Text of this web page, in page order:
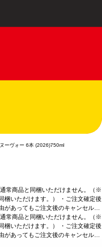
ーヴォー 6本 (2026)750ml
常商品と同梱いただけません。（※
梱いただけます。） ・ご注文確定後
があってもご注文後のキャンセルは
定上ご注文手配完了の通知が送付さ
届けは12月中旬頃を予定しており
いたします。 ・値引きクーポンは
常商品と同梱いただけません。（※
梱いただけます。） ・ご注文確定後
があってもご注文後のキャンセルは